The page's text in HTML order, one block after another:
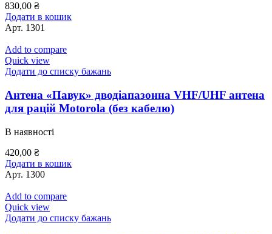
830,00 ₴
Додати в кошик
Арт. 1301
Add to compare
Quick view
Додати до списку бажань
Антена «Павук» дводіапазонна VHF/UHF антена
для рацій Motorola (без кабелю)
В наявності
420,00 ₴
Додати в кошик
Арт. 1300
Add to compare
Quick view
Додати до списку бажань